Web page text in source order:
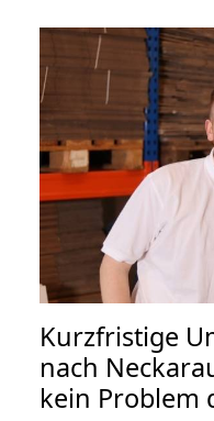
Kurzfristige
nach
kein Problem